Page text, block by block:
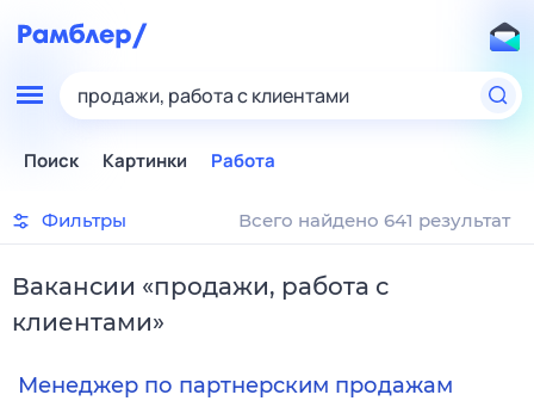
продажи, работа с клиентами
Поиск Картинки Работа
Фильтры Всего найдено 641 результат
Вакансии «продажи, работа с
клиентами»
Менеджер по партнерским продажам